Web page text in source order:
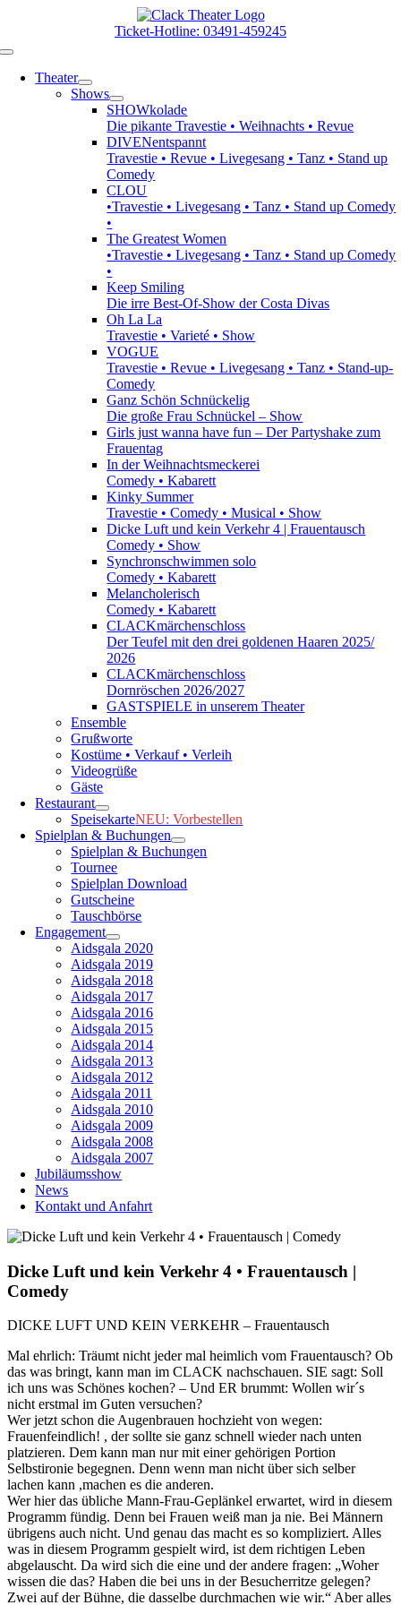
springen
Ticket-Hotline: 03491-459245
Toggle
NavigationTheater
Shows
SHOWkolade
Die pikante Travestie • Weihnachts • Revue
DIVENentspannt
Travestie • Revue • Livegesang • Tanz • Stand up
Comedy
CLOU
•Travestie • Livegesang • Tanz • Stand up Comedy
•
The Greatest Women
•Travestie • Livegesang • Tanz • Stand up Comedy
•
Keep Smiling
Die irre Best-Of-Show der Costa Divas
Oh La La
Travestie • Varieté • Show
VOGUE
Travestie • Revue • Livegesang • Tanz • Stand-up-
Comedy
Ganz Schön Schnückelig
Die große Frau Schnückel – Show
Girls just wanna have fun – Der Partyshake zum
Frauentag
In der Weihnachtsmeckerei
Comedy • Kabarett
Kinky Summer
Travestie • Comedy • Musical • Show
Dicke Luft und kein Verkehr 4 | Frauentausch
Comedy • Show
Synchronschwimmen solo
Comedy • Kabarett
Melancholerisch
Comedy • Kabarett
CLACKmärchenschloss
Der Teufel mit den drei goldenen Haaren 2025/
2026
CLACKmärchenschloss
Dornröschen 2026/2027
GASTSPIELE in unserem Theater
Ensemble
Grußworte
Kostüme • Verkauf • Verleih
Videogrüße
Gäste
Restaurant
SpeisekarteNEU: Vorbestellen
Spielplan & Buchungen
Spielplan & Buchungen
Tournee
Spielplan Download
Gutscheine
Tauschbörse
Engagement
Aidsgala 2020
Aidsgala 2019
Aidsgala 2018
Aidsgala 2017
Aidsgala 2016
Aidsgala 2015
Aidsgala 2014
Aidsgala 2013
Aidsgala 2012
Aidsgala 2011
Aidsgala 2010
Aidsgala 2009
Aidsgala 2008
Aidsgala 2007
Jubiläumsshow
News
Kontakt und Anfahrt
Dicke Luft und kein Verkehr 4 • Frauentausch |
Comedy
DICKE LUFT UND KEIN VERKEHR – Frauentausch
Mal ehrlich: Träumt nicht jeder mal heimlich vom Frauentausch? Ob
das was bringt, kann man im CLACK nachschauen. SIE sagt: Soll
ich uns was Schönes kochen? – Und ER brummt: Wollen wir´s
nicht erstmal im Guten versuchen?
Wer jetzt schon die Augenbrauen hochzieht von wegen:
Frauenfeindlich! , der sollte sie ganz schnell wieder nach unten
platzieren. Dem kann man nur mit einer gehörigen Portion
Selbstironie begegnen. Denn wenn man nicht über sich selber
lachen kann ,machen es die anderen.
Wer hier das übliche Mann-Frau-Geplänkel erwartet, wird in diesem
Programm fündig. Denn bei Frauen weiß man ja nie. Bei Männern
übrigens auch nicht. Und genau das macht es so kompliziert. Alles
was in diesem Programm gespielt wird, ist dem richtigen Leben
abgelauscht. Da wird sich die eine und der andere fragen: „Woher
wissen die das? Haben die bei uns in der Besucherritze gelegen?
Zwei auf der Bühne, die dasselbe durchmachen wie wir.“ Aber alles